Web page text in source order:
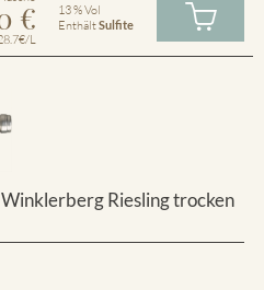
€
L
13 % Vol
EnthältSulfite
Riesling trocken